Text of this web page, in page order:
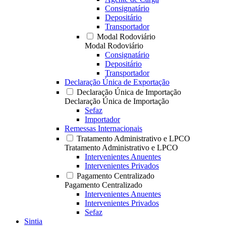
Consignatário
Depositário
Transportador
Modal Rodoviário
Modal Rodoviário
Consignatário
Depositário
Transportador
Declaração Única de Exportação
Declaração Única de Importação
Declaração Única de Importação
Sefaz
Importador
Remessas Internacionais
Tratamento Administrativo e LPCO
Tratamento Administrativo e LPCO
Intervenientes Anuentes
Intervenientes Privados
Pagamento Centralizado
Pagamento Centralizado
Intervenientes Anuentes
Intervenientes Privados
Sefaz
Sintia